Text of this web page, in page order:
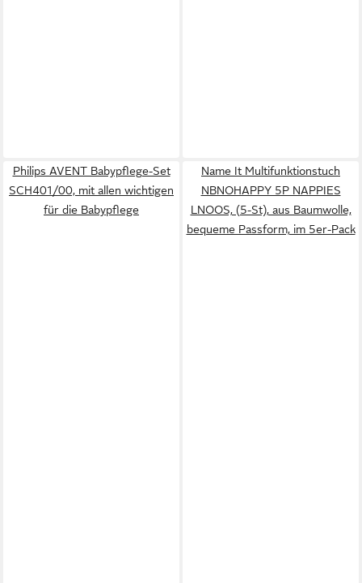
Philips AVENT Babypflege-Set
SCH401/00, mit allen wichtigen
für die Babypflege
Name It Multifunktionstuch
NBNOHAPPY 5P NAPPIES
LNOOS, (5-St), aus Baumwolle,
bequeme Passform, im 5er-Pack